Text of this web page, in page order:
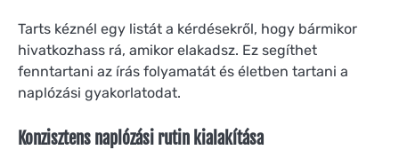
Tarts kéznél egy listát a kérdésekről, hogy bármikor
hivatkozhass rá, amikor elakadsz. Ez segíthet
fenntartani az írás folyamatát és életben tartani a
naplózási gyakorlatodat.
Konzisztens naplózási rutin kialakítása